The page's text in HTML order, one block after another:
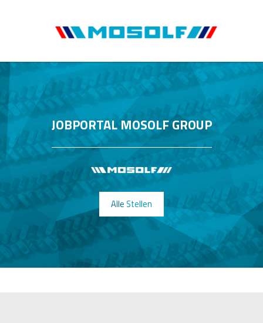
JOBPORTAL MOSOLF GROUP
Alle Stellen